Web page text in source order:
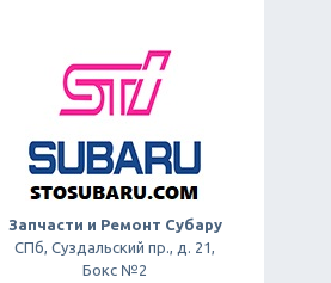
Запчасти и Ремонт Субару
СПб, Суздальский пр., д. 21,
Бокс №2